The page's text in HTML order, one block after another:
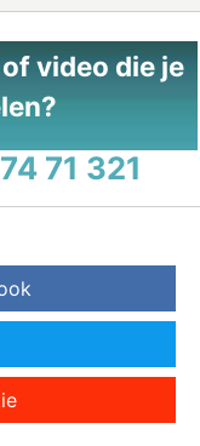
video die je
71 321